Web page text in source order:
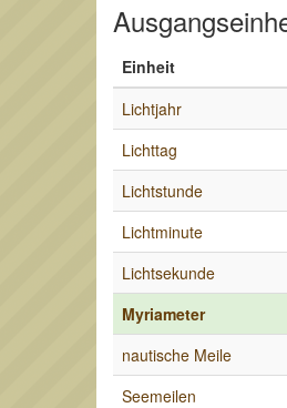
Einheit
Lichtjahr
Lichttag
Lichtstunde
Lichtminute
Lichtsekunde
Myriameter
nautische Meile
Seemeilen